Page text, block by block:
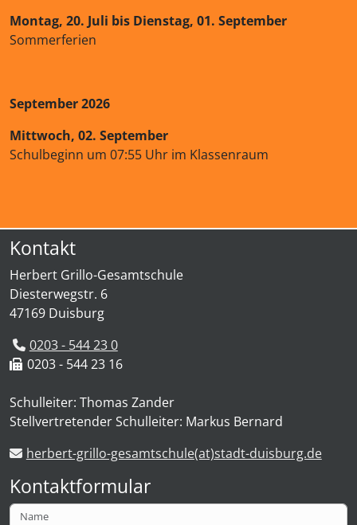
Montag, 20. Juli bis Dienstag, 01. September
Sommerferien
September 2026
Mittwoch, 02. September
Schulbeginn um 07:55 Uhr im Klassenraum
Kontakt
Herbert Grillo-Gesamtschule
Diesterwegstr. 6
47169 Duisburg
0203 - 544 23 0
0203 - 544 23 16
Schulleiter: Thomas Zander
Stellvertretender Schulleiter: Markus Bernard
herbert-grillo-gesamtschule(at)stadt-duisburg.de
Kontaktformular